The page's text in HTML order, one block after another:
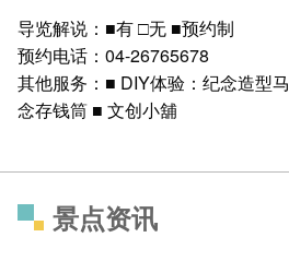
导览解说：■有 □无 ■预约制
预约电话：04-26765678
其他服务：■ DIY体验：纪念造型
念存钱筒 ■ 文创小舖
景点资讯